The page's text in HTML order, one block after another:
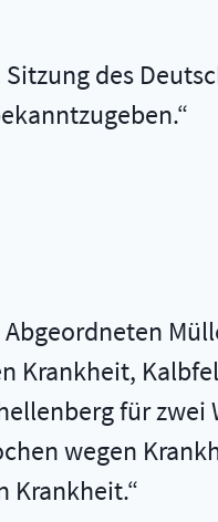
des
Krankheit,
für
wegen
Krankheit.